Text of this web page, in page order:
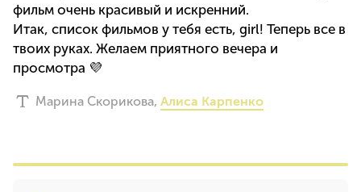
фильм очень красивый и искренний.
Итак, список фильмов у тебя есть, girl! Теперь все в
твоих руках. Желаем приятного вечера и
просмотра 💜
Марина Скорикова, Алиса Карпенко